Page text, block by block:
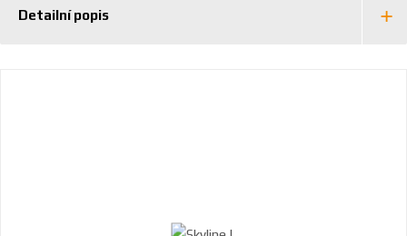
Detailní popis